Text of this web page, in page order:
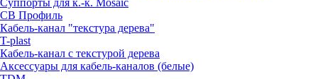
Суппорты для к.-к. Mosaic
СВ Профиль
Кабель-канал "текстура дерева"
T-plast
Кабель-канал с текстурой дерева
Аксессуары для кабель-каналов (белые)